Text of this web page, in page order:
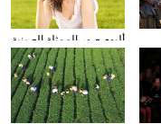
ألبوم صور الممثلة الصينية
شيونغ ناى جين